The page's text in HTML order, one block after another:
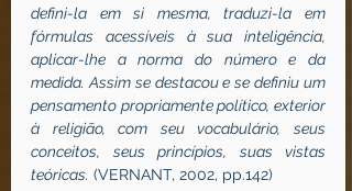
defini-la em si mesma, traduzi-la em
fórmulas acessíveis à sua inteligência,
aplicar-lhe a norma do número e da
medida. Assim se destacou e se definiu um
pensamento propriamente político, exterior
à religião, com seu vocabulário, seus
conceitos, seus princípios, suas vistas
teóricas.